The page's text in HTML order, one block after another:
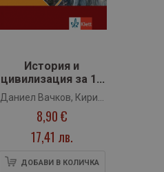
История и
цивилизация за 12
клас- ПП- модул 2:
Култура и
духовност (Клет)
Даниел Вачков, Кирил
Василев, Красимира
Табакова, Симона
Самуилова
8,90 €
17,41 лв.
ДОБАВИ В КОЛИЧКА